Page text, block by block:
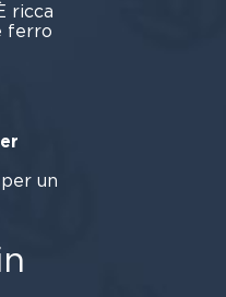
ricca
ferro
per un